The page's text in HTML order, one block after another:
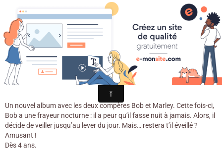
Croqu'livre
Bob et Marley La nuit / Marais &
Dedieu. - Seuil, 2018
Un nouvel album avec les deux compères Bob et Marley. Cette fois-ci,
Bob a une frayeur nocturne : il a peur qu’il fasse nuit à jamais. Alors, il
décide de veiller jusqu’au lever du jour. Mais… restera t’il éveillé ?
Amusant !
Dès 4 ans.